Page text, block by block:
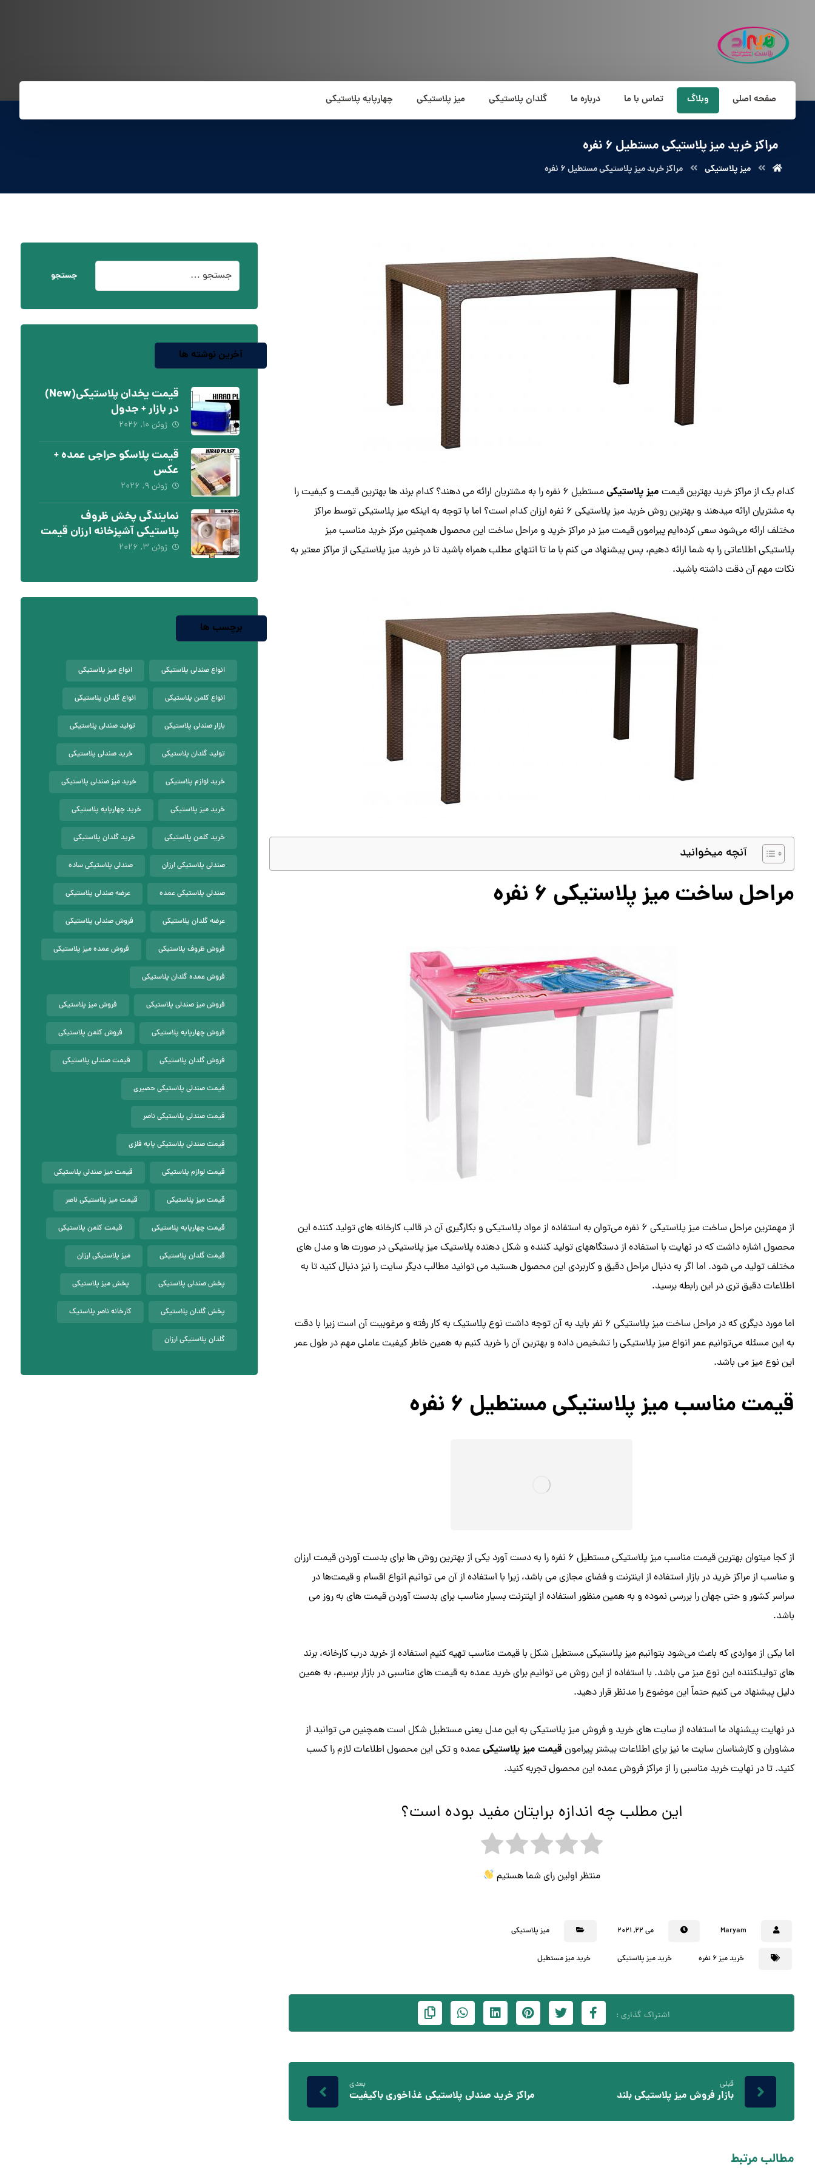
صفحه اصلی وبلاگ تماس با ما درباره ما گلدان پلاستیکی میز پلاستیکی چهارپایه پلاستیکی
مراکز خرید میز پلاستیکی مستطیل 6 نفره
میز پلاستیکی مراکز خرید میز پلاستیکی مستطیل 6 نفره
کدام یک از مراکز خرید بهترین قیمت میز پلاستیکی
مستطیل ۶ نفره را به مشتریان ارائه می دهند؟ کدام برند ها بهترین قیمت و کیفیت را
به مشتریان ارائه میدهند و بهترین روش خرید میز پلاستیکی 6 نفره ارزان کدام است؟ اما با توجه به اینکه میز پلاستیکی توسط مراکز
مختلف ارائه می‌شود سعی کرده‌ایم پیرامون قیمت میز در مراکز خرید و مراحل ساخت این محصول همچنین مرکز خرید مناسب میز
پلاستیکی اطلاعاتی را به شما ارائه دهیم، پس پیشنهاد می کنم با ما تا انتهای مطلب همراه باشید تا در خرید میز پلاستیکی از مراکز معتبر به
نکات مهم آن دقت داشته باشید.
آنچه میخوانید
مراحل ساخت میز پلاستیکی 6 نفره
از مهمترین مراحل ساخت میز پلاستیکی 6 نفره می‌توان به استفاده از مواد پلاستیکی و بکارگیری آن در قالب کارخانه های تولید کننده این
محصول اشاره داشت که در نهایت با استفاده از دستگاههای تولید کننده و شکل دهنده پلاستیک میز پلاستیکی در صورت ها و مدل های
مختلف تولید می شود. اما اگر به دنبال مراحل دقیق و کاربردی این محصول هستید می توانید مطالب دیگر سایت را نیز دنبال کنید تا به
اطلاعات دقیق تری در این رابطه برسید.
اما مورد دیگری که در مراحل ساخت میز پلاستیکی ۶ نفر باید به آن توجه داشت نوع پلاستیک به کار رفته و مرغوبیت آن است زیرا با دقت
به این مسئله می‌توانیم عمر انواع میز پلاستیکی را تشخیص داده و بهترین آن را خرید کنیم به همین خاطر کیفیت عاملی مهم در طول عمر
این نوع میز می باشد.
قیمت مناسب میز پلاستیکی مستطیل 6 نفره
از کجا میتوان بهترین قیمت مناسب میز پلاستیکی مستطیل 6 نفره را به دست آورد یکی از بهترین روش ها برای بدست آوردن قیمت ارزان
و مناسب از مراکز خرید در بازار استفاده از اینترنت و فضای مجازی می باشد، زیرا با استفاده از آن می توانیم انواع اقسام و قیمت‌ها در
سراسر کشور و حتی جهان را بررسی نموده و به همین منظور استفاده از اینترنت بسیار مناسب برای بدست آوردن قیمت های به روز می
باشد.
اما یکی از مواردی که باعث می‌شود بتوانیم میز پلاستیکی مستطیل شکل با قیمت مناسب تهیه کنیم استفاده از خرید درب کارخانه، برند
های تولیدکننده این نوع میز می باشد. با استفاده از این روش می توانیم برای خرید عمده به قیمت های مناسبی در بازار برسیم، به همین
دلیل پیشنهاد می کنیم حتماً این موضوع را مدنظر قرار دهید.
در نهایت پیشنهاد ما استفاده از سایت های خرید و فروش میز پلاستیکی به این مدل یعنی مستطیل شکل است همچنین می توانید از
مشاوران و کارشناسان سایت ما نیز برای اطلاعات بیشتر پیرامون قیمت میز پلاستیکیعمده و تکی این محصول اطلاعات لازم را کسب
کنید. تا در نهایت خرید مناسبی را از مراکز فروش عمده این محصول تجربه کنید.
این مطلب چه اندازه برایتان مفید بوده است؟
منتظر اولین رای شما هستیم
Maryam می ۲۲, ۲۰۲۱ میز پلاستیکی
خرید میز 6 نفره خرید میز پلاستیکی خرید میز مستطیل
قبلی
بازار فروش میز پلاستیکی بلند
بعدی
مراکز خرید صندلی پلاستیکی غذاخوری باکیفیت
مطالب مرتبط
جستجو
آخرین نوشته ها
قیمت یخدان پلاستیکی(New)
در بازار + جدول
ژوئن ۱۰, ۲۰۲۶
قیمت پلاسکو حراجی عمده +
عکس
ژوئن ۹, ۲۰۲۶
نمایندگی پخش ظروف
پلاستیکی آشپزخانه ارزان قیمت
ژوئن ۳, ۲۰۲۶
برچسب ها
انواع صندلی پلاستیکی انواع میز پلاستیکی
انواع کلمن پلاستیکی انواع گلدان پلاستیکی
بازار صندلی پلاستیکی تولید صندلی پلاستیکی
تولید گلدان پلاستیکی خرید صندلی پلاستیکی
خرید لوازم پلاستیکی خرید میز صندلی پلاستیکی
خرید میز پلاستیکی خرید چهارپایه پلاستیکی
خرید کلمن پلاستیکی خرید گلدان پلاستیکی
صندلی پلاستیکی ارزان صندلی پلاستیکی ساده
صندلی پلاستیکی عمده عرضه صندلی پلاستیکی
عرضه گلدان پلاستیکی فروش صندلی پلاستیکی
فروش ظروف پلاستیکی فروش عمده میز پلاستیکی
فروش عمده گلدان پلاستیکی
فروش میز صندلی پلاستیکی فروش میز پلاستیکی
فروش چهارپایه پلاستیکی فروش کلمن پلاستیکی
فروش گلدان پلاستیکی قیمت صندلی پلاستیکی
قیمت صندلی پلاستیکی حصیری
قیمت صندلی پلاستیکی ناصر
قیمت صندلی پلاستیکی پایه فلزی
قیمت لوازم پلاستیکی قیمت میز صندلی پلاستیکی
قیمت میز پلاستیکی قیمت میز پلاستیکی ناصر
قیمت چهارپایه پلاستیکی قیمت کلمن پلاستیکی
قیمت گلدان پلاستیکی میز پلاستیکی ارزان
پخش صندلی پلاستیکی پخش میز پلاستیکی
پخش گلدان پلاستیکی کارخانه ناصر پلاستیک
گلدان پلاستیکی ارزان